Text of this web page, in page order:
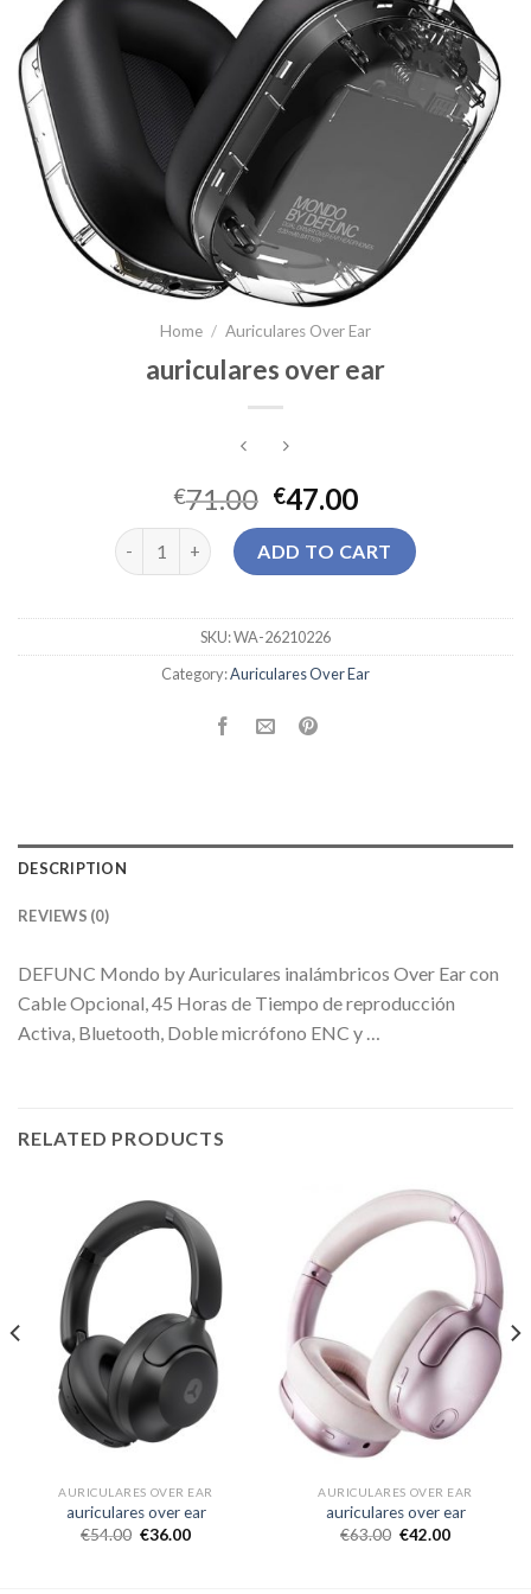
Home / Auriculares Over Ear
auriculares over ear
€71.00 €47.00
auriculares over ear quantity
ADD TO CART
SKU:WA-26210226
Category:Auriculares Over Ear
DESCRIPTION
REVIEWS (0)
DEFUNC Mondo by Auriculares inalámbricos Over Ear con
Cable Opcional, 45 Horas de Tiempo de reproducción
Activa, Bluetooth, Doble micrófono ENC y …
RELATED PRODUCTS
AURICULARES OVER EAR
auriculares over ear
€54.00 €36.00
AURICULARES OVER EAR
auriculares over ear
€63.00 €42.00